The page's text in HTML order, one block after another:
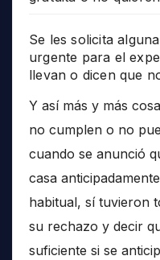
Se les solicita
urgente para el
llevan o dicen que
Y así más y más
no cumplen o no
cuando se anunció
casa
habitual, sí tuvieron
su rechazo y decir
suficiente si se